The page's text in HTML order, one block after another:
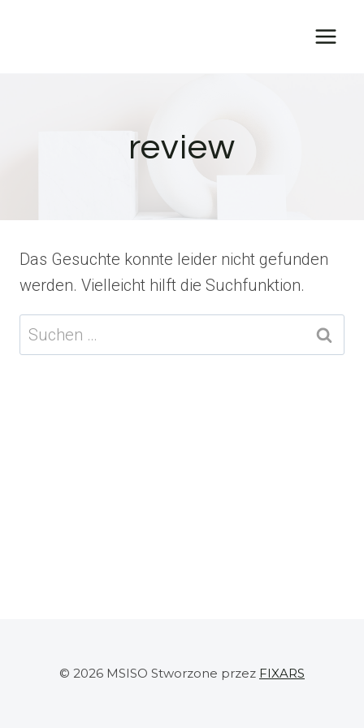
review
Das Gesuchte konnte leider nicht gefunden
werden. Vielleicht hilft die Suchfunktion.
Suchen
nach:
© 2026 MSISO Stworzone przez FIXARS